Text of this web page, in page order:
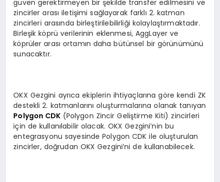
güven gerektirmeyen bir şekilde transfer edilmesini ve
zincirler arası iletişimi sağlayarak farklı 2. katman
zincirleri arasında birleştirilebilirliği kolaylaştırmaktadır.
Birleşik köprü verilerinin eklenmesi, AggLayer ve
köprüler arası ortamın daha bütünsel bir görünümünü
sunacaktır.
OKX Gezgini ayrıca ekiplerin ihtiyaçlarına göre kendi ZK
destekli 2. katmanlarını oluşturmalarına olanak tanıyan
Polygon CDK (Polygon Zincir Geliştirme Kiti) zincirleri
için de kullanılabilir olacak. OKX Gezgini’nin bu
entegrasyonu sayesinde Polygon CDK ile oluşturulan
zincirler, doğrudan OKX Gezgini’ni de kullanabilecek.